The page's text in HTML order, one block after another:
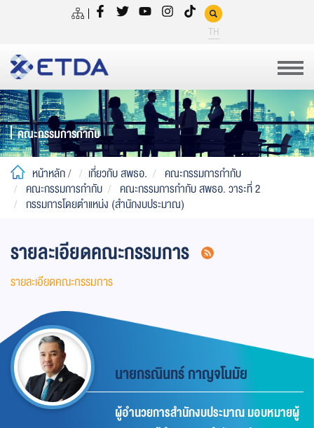
TH
คณะกรรมการกำกับ
หน้าหลัก/ เกี่ยวกับ สพธอ.
คณะกรรมการกำกับ
คณะกรรมการกำกับ
คณะกรรมการกำกับ สพธอ. วาระที่ 2
กรรมการโดยตำแหน่ง (สำนักงบประมาณ)
รายละเอียดคณะกรรมการ
รายละเอียดคณะกรรมการ
นายกรณินทร์ กาญจโนมัย
ผู้อำนวยการสำนักงบประมาณ มอบหมายผู้